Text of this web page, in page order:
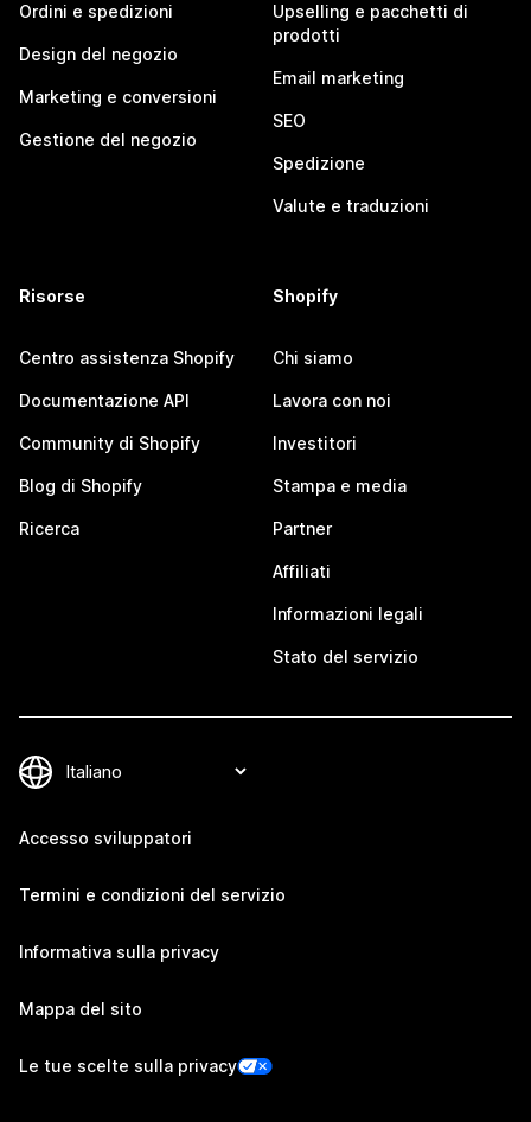
Ordini e spedizioni
Design del negozio
Marketing e conversioni
Gestione del negozio
Upselling e pacchetti di
prodotti
Email marketing
SEO
Spedizione
Valute e traduzioni
Risorse
Centro assistenza Shopify
Documentazione API
Community di Shopify
Blog di Shopify
Ricerca
Shopify
Chi siamo
Lavora con noi
Investitori
Stampa e media
Partner
Affiliati
Informazioni legali
Stato del servizio
Accesso sviluppatori
Termini e condizioni del servizio
Informativa sulla privacy
Mappa del sito
Le tue scelte sulla privacy